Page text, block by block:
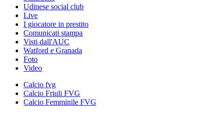
Udinese social club
Live
I giocatore in prestito
Comunicati stampa
Visti dall'AUC
Watford e Granada
Foto
Video
Calcio fvg
Calcio Friuli FVG
Calcio Femminile FVG